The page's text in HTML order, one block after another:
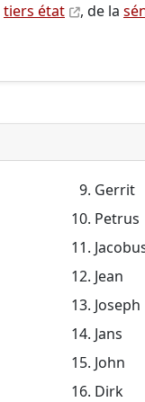
tiers état , de la
Gerrit
Petrus
Jean
Joseph
Jans
John
Dirk